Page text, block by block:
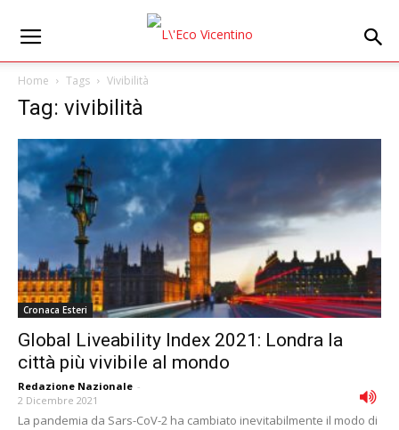
Home Tags Vivibilità
Tag: vivibilità
Cronaca Esteri
Global Liveability Index 2021: Londra la
città più vivibile al mondo
Redazione Nazionale -
2 Dicembre 2021
La pandemia da Sars-CoV-2 ha cambiato inevitabilmente il modo di